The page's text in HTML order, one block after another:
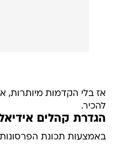
אז בלי הקדמות מיותרות,
להכיר.
הגדרת קהלים